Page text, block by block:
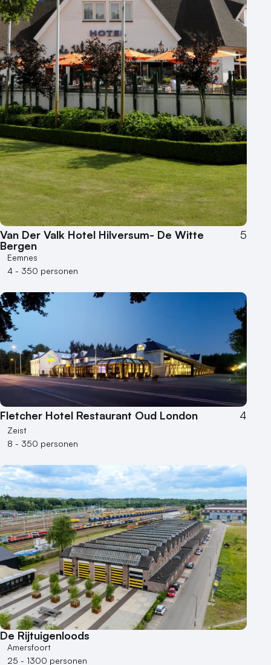
Van Der Valk Hotel Hilversum- De Witte
Bergen
5
Eemnes
4 - 350 personen
Fletcher Hotel Restaurant Oud London 4
Zeist
8 - 350 personen
De Rijtuigenloods
Amersfoort
25 - 1300 personen